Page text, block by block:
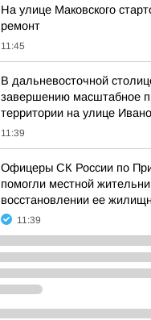
На улице Маковского
ремонт
11:45
В дальневосточной
завершению масштабное
территории на улице
11:39
Офицеры СК России по
помогли местной
восстановлении ее
11:39